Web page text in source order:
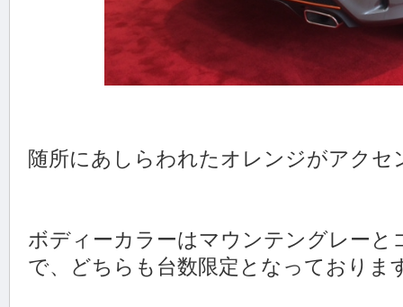
随所にあしらわれたオレンジがアクセ
ボディーカラーはマウンテングレーと
で、どちらも台数限定となっておりま